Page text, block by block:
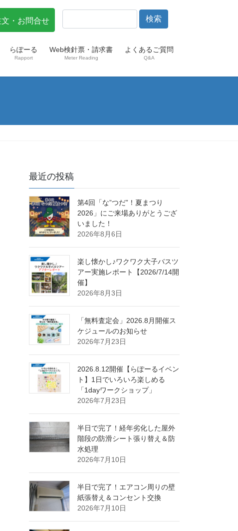
文・お問合せ
らぽーる
Rapport
Web検針票・請求書
Meter Reading
よくあるご質問
Q&A
最近の投稿
第4回「な”つだ”！夏まつり
2026」にご来場ありがとうござ
いました！
2026年8月6日
楽し懐かし♪ワクワク大子バスツ
アー実施レポート【2026/7/14開
催】
2026年8月3日
「無料査定会」2026.8月開催ス
ケジュールのお知らせ
2026年7月23日
2026.8.12開催【らぽーるイベン
ト】1日でいろいろ楽しめる
「1dayワークショップ」
2026年7月23日
半日で完了！経年劣化した屋外
階段の防滑シート張り替え＆防
水処理
2026年7月10日
半日で完了！エアコン周りの壁
紙張替え＆コンセント交換
2026年7月10日